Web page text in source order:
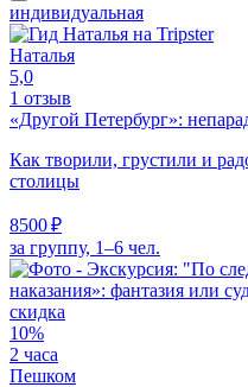
индивидуальная
Наталья
5,0
1 отзыв
«Другой Петербург»:
Как творили, грустили и
столицы
8500 ₽
за группу, 1–6 чел.
скидка
10%
2 часа
Пешком